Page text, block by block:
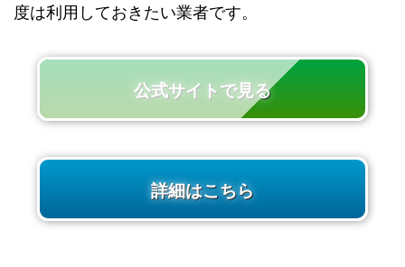
度は利用しておきたい業者です。
公式サイトで見る
詳細はこちら